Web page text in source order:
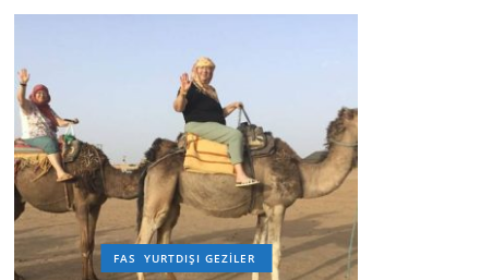
FAS YURTDIŞI GEZILER